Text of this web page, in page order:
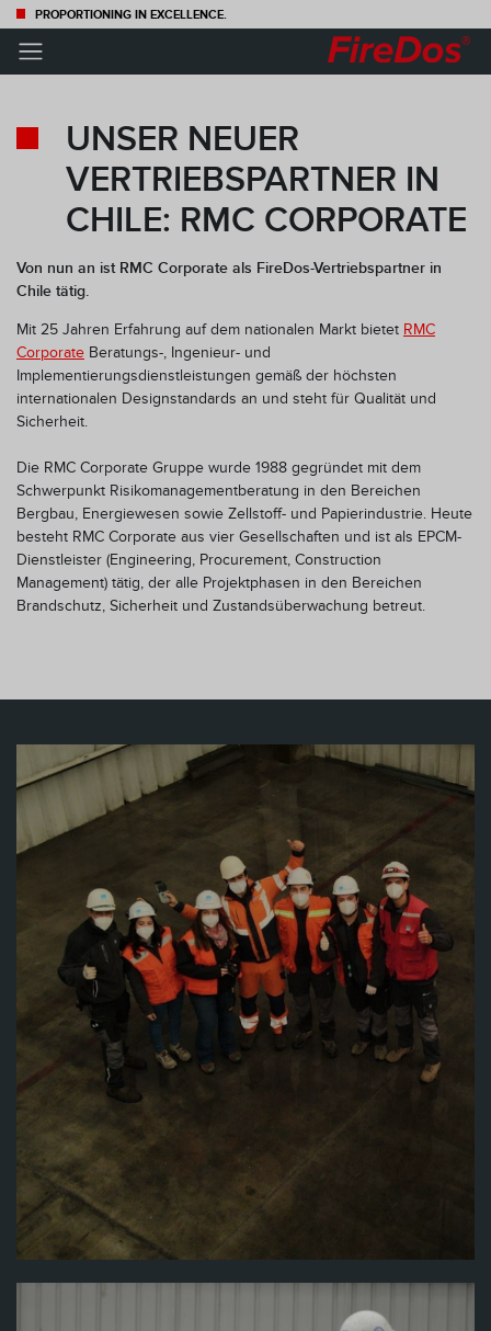
PROPORTIONING IN EXCELLENCE.
UNSER NEUER
VERTRIEBSPARTNER IN
CHILE: RMC CORPORATE
Von nun an ist RMC Corporate als FireDos-Vertriebspartner in
Chile tätig.
Mit 25 Jahren Erfahrung auf dem nationalen Markt bietet RMC
Corporate Beratungs-, Ingenieur- und
Implementierungsdienstleistungen gemäß der höchsten
internationalen Designstandards an und steht für Qualität und
Sicherheit.
Die RMC Corporate Gruppe wurde 1988 gegründet mit dem
Schwerpunkt Risikomanagementberatung in den Bereichen
Bergbau, Energiewesen sowie Zellstoff- und Papierindustrie. Heute
besteht RMC Corporate aus vier Gesellschaften und ist als EPCM-
Dienstleister (Engineering, Procurement, Construction
Management) tätig, der alle Projektphasen in den Bereichen
Brandschutz, Sicherheit und Zustandsüberwachung betreut.
×
INFORMIERT BLEIBEN —
FÜR MEHR SICHERHEIT
Abonnieren Sie unseren Newsletter und erhalten Sie
Ja, ich bin damit einverstanden, den FireDos-Newsletter
zu erhalten und stimme der Verarbeitung meiner Daten
zum Erhalt des Newsletters zu. Ich wurde informiert,
Jetzt anmelden